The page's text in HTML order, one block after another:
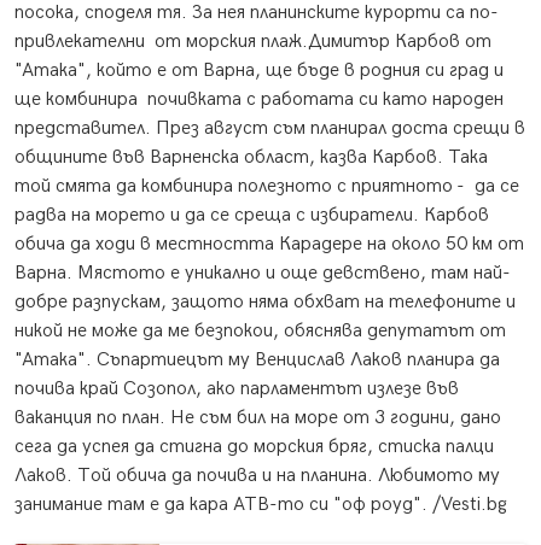
посока, споделя тя. За нея планинските курорти са по-
привлекателни от морския плаж.Димитър Карбов от
"Атака", който е от Варна, ще бъде в родния си град и
ще комбинира почивката с работата си като народен
представител. През август съм планирал доста срещи в
общините във Варненска област, казва Карбов. Така
той смята да комбинира полезното с приятното - да се
радва на морето и да се среща с избиратели. Карбов
обича да ходи в местността Карадере на около 50 км от
Варна. Мястото е уникално и още девствено, там най-
добре разпускам, защото няма обхват на телефоните и
никой не може да ме безпокои, обяснява депутатът от
"Атака". Съпартиецът му Венцислав Лаков планира да
почива край Созопол, ако парламентът излезе във
ваканция по план. Не съм бил на море от 3 години, дано
сега да успея да стигна до морския бряг, стиска палци
Лаков. Той обича да почива и на планина. Любимото му
занимание там е да кара АТВ-то си "оф роуд". /Vesti.bg